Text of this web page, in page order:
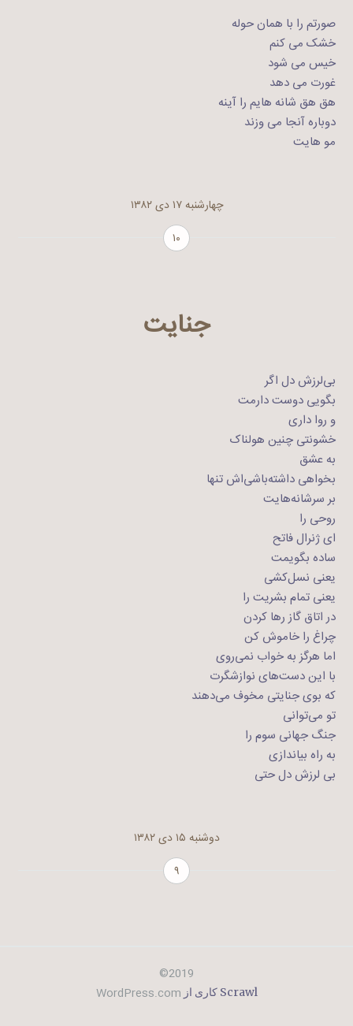
صورتم را با همان حوله
خشک می کنم
خیس می شود
غورت می دهد
هق هق شانه هایم را آینه
دوباره آنجا می وزند
مو هایت
چهارشنبه ۱۷ دی ۱۳۸۲
۱۰
جنایت
بی‌لرزش دل اگر
بگویی دوست دارمت
و روا داری
خشونتی چنین هولناک
به عشق
بخواهی داشته‌باشی‌اش تنها
بر سرشانه‌هایت
روحی را
ای ژنرال فاتح
ساده بگویمت
یعنی نسل‌کشی
یعنی تمام بشریت را
در اتاق گاز رها کردن
چراغ را خاموش کن
اما هرگز به خواب نمی‌روی
با این دست‌های نوازشگرت
که بوی جنایتی مخوف می‌دهند
تو می‌توانی
جنگ جهانی سوم را
به راه بیاندازی
بی لرزش دل حتی
دوشنبه ۱۵ دی ۱۳۸۲
۹
2019©
Scrawl کاری از WordPress.com